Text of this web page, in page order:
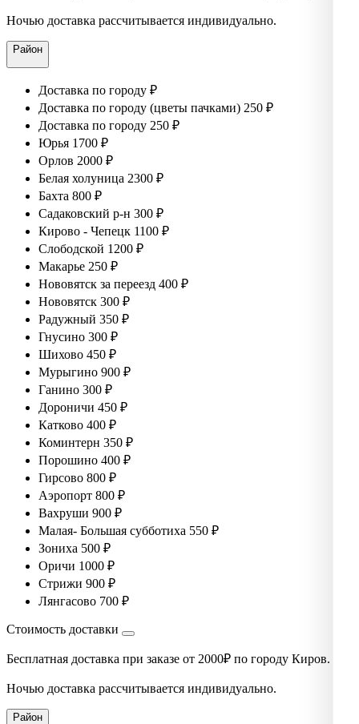
Ночью доставка рассчитывается индивидуально.
Район
Доставка по городу ₽
Доставка по городу (цветы пачками) 250 ₽
Доставка по городу 250 ₽
Юрья 1700 ₽
Орлов 2000 ₽
Белая холуница 2300 ₽
Бахта 800 ₽
Садаковский р-н 300 ₽
Кирово - Чепецк 1100 ₽
Слободской 1200 ₽
Макарье 250 ₽
Нововятск за переезд 400 ₽
Нововятск 300 ₽
Радужный 350 ₽
Гнусино 300 ₽
Шихово 450 ₽
Мурыгино 900 ₽
Ганино 300 ₽
Дороничи 450 ₽
Катково 400 ₽
Коминтерн 350 ₽
Порошино 400 ₽
Гирсово 800 ₽
Аэропорт 800 ₽
Вахруши 900 ₽
Малая- Большая субботиха 550 ₽
Зониха 500 ₽
Оричи 1000 ₽
Стрижи 900 ₽
Лянгасово 700 ₽
Стоимость доставки
Бесплатная доставка при заказе от 2000₽ по городу Киров.
Ночью доставка рассчитывается индивидуально.
Район